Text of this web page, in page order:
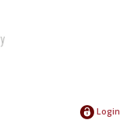
Login